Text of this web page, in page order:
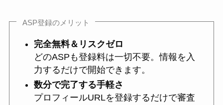
ASP登録のメリット
完全無料＆リスクゼロ
どのASPも登録料は一切不要。情報を入
力するだけで開始できます。
数分で完了する手軽さ
プロフィールURLを登録するだけで審査